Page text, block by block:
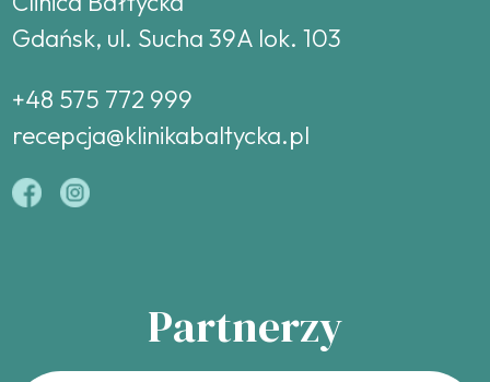
Gdańsk, ul. Sucha 39A lok. 103
+48 575 772 999
recepcja@klinikabaltycka.pl
Partnerzy